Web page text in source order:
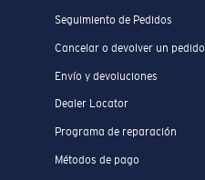
Seguimiento de Pedidos
Cancelar o devolver un pedido
Envío y devoluciones
Dealer Locator
Programa de reparación
Métodos de pago